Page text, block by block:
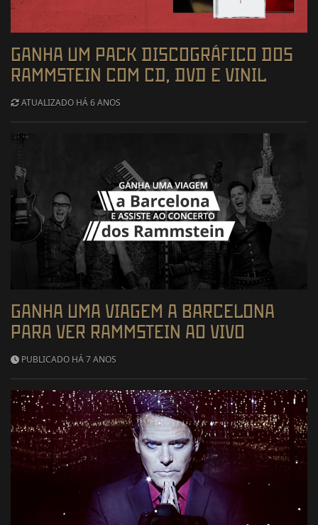
GANHA UM PACK DISCOGRÁFICO DOS
RAMMSTEIN COM CD, DVD E VINIL
ATUALIZADO HÁ 6 ANOS
GANHA UMA VIAGEM A BARCELONA
PARA VER RAMMSTEIN AO VIVO
PUBLICADO HÁ 7 ANOS